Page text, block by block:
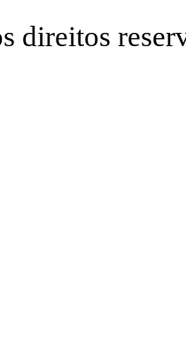
direitos